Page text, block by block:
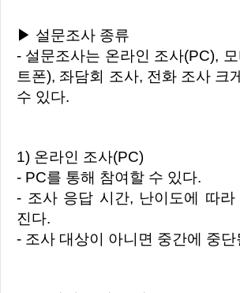
▶ 설문조사 종류
- 설문조사는 온라인 조사(PC),
트폰), 좌담회 조사, 전화 조사 크
수 있다.
1) 온라인 조사(PC)
- PC를 통해 참여할 수 있다.
- 조사 응답 시간, 난이도에 따라
진다.
- 조사 대상이 아니면 중간에 중단